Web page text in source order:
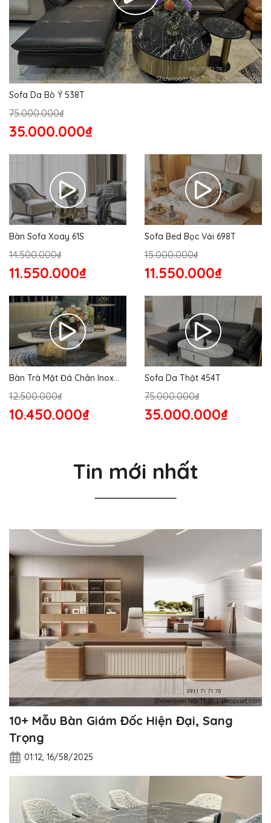
Sofa Da Bò Ý 538T
75.000.000₫
35.000.000₫
Bàn Sofa Xoay 61S
14.500.000₫
11.550.000₫
Sofa Bed Bọc Vải 698T
15.000.000₫
11.550.000₫
Bàn Trà Mặt Đá Chân Inox
12.500.000₫
10.450.000₫
Sofa Da Thật 454T
75.000.000₫
35.000.000₫
Tin mới nhất
10+ Mẫu Bàn Giám Đốc Hiện Đại, Sang
Trọng
01:12, 16/58/2025